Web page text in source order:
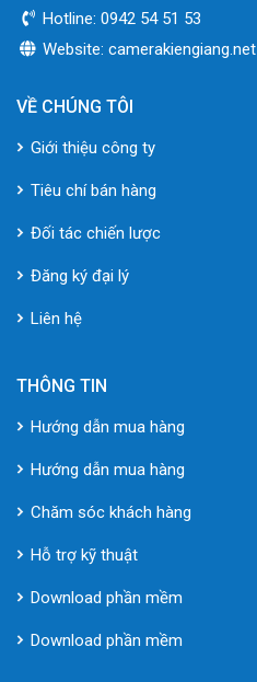
Hotline: 0942 54 51 53
Website: camerakiengiang.net
VỀ CHÚNG TÔI
Giới thiệu công ty
Tiêu chí bán hàng
Đối tác chiến lược
Đăng ký đại lý
Liên hệ
THÔNG TIN
Hướng dẫn mua hàng
Hướng dẫn mua hàng
Chăm sóc khách hàng
Hỗ trợ kỹ thuật
Download phần mềm
Download phần mềm